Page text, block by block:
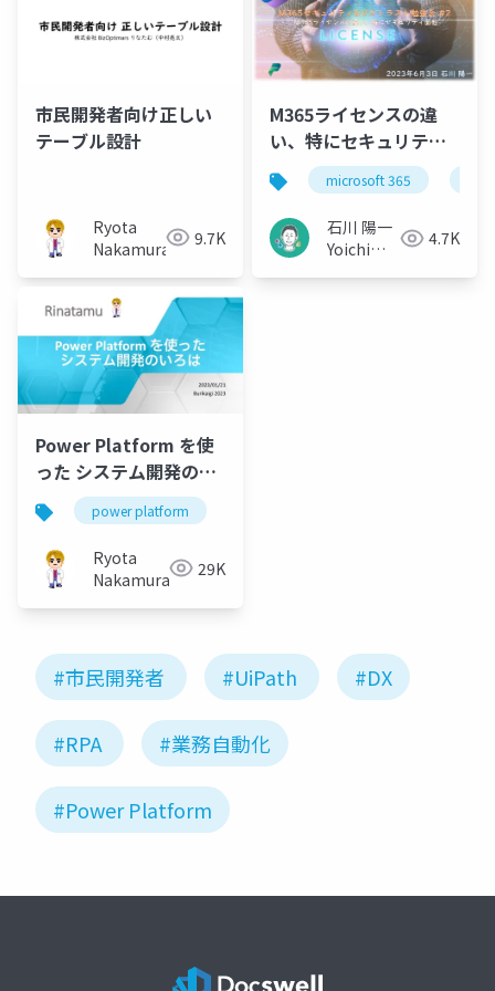
市民開発者向け正しい
テーブル設計
Ryota
Nakamura
9.7K
M365ライセンスの違
い、特にセキュリティ
面他 / M365セキュリテ
ィ&ゼロトラスト勉強会
#2
microsoft 365
石川 陽一
Yoichi
4.7K
Power Platform を使
った システム開発のい
ろは
power platform
Ryota
Nakamura
29K
#市民開発者 #UiPath #DX
#RPA #業務自動化
#Power Platform